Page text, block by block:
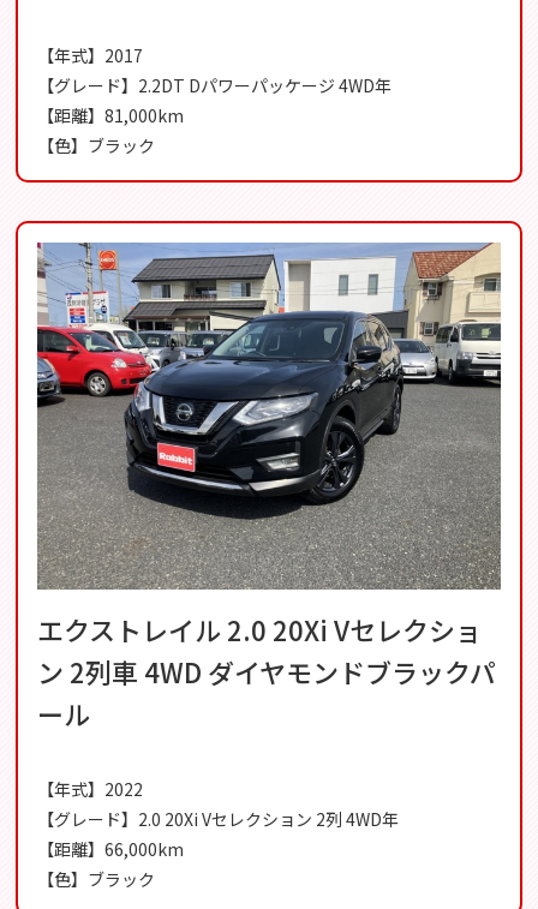
【年式】2017
【グレード】2.2DT Dパワーパッケージ 4WD年
【距離】81,000km
【色】ブラック
エクストレイル 2.0 20Xi Vセレクショ
ン 2列車 4WD ダイヤモンドブラックパ
ール
【年式】2022
【グレード】2.0 20Xi Vセレクション 2列 4WD年
【距離】66,000km
【色】ブラック